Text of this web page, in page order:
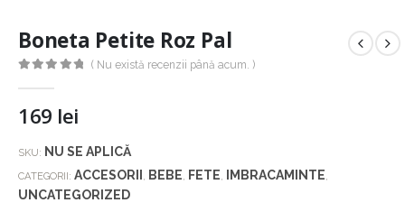
Boneta Petite Roz Pal
( Nu există recenzii până acum. )
169 lei
SKU: NU SE APLICĂ
CATEGORII: ACCESORII , BEBE, FETE, IMBRACAMINTE,
UNCATEGORIZED